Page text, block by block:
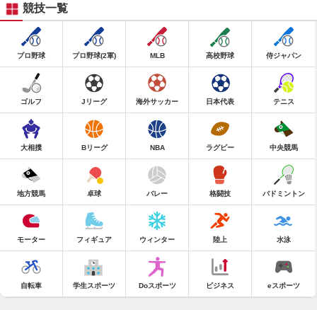
競技一覧
プロ野球 プロ野球(2軍) MLB 高校野球 侍ジャパン
ゴルフ Jリーグ 海外サッカー 日本代表 テニス
大相撲 Bリーグ NBA ラグビー 中央競馬
地方競馬 卓球 バレー 格闘技 バドミントン
モーター フィギュア ウィンター 陸上 水泳
自転車 学生スポーツ Doスポーツ ビジネス eスポーツ